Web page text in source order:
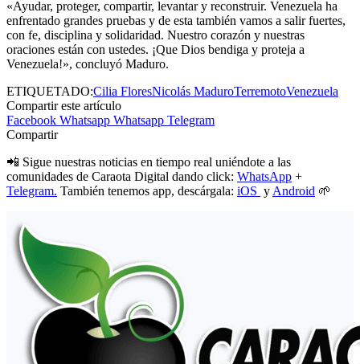
«Ayudar, proteger, compartir, levantar y reconstruir. Venezuela ha
enfrentado grandes pruebas y de esta también vamos a salir fuertes,
con fe, disciplina y solidaridad. Nuestro corazón y nuestras
oraciones están con ustedes. ¡Que Dios bendiga y proteja a
Venezuela!», concluyó Maduro.
ETIQUETADO:Cilia FloresNicolás MaduroTerremotoVenezuela
Compartir este artículo
Facebook Whatsapp Whatsapp Telegram
Compartir
📲 Sigue nuestras noticias en tiempo real uniéndote a las
comunidades de Caraota Digital dando click: WhatsApp +
Telegram. También tenemos app, descárgala: iOS y Android 🌱